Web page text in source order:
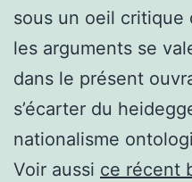
sous un oeil critique
les arguments se
dans le présent
s’écarter du
nationalisme
Voir aussi ce récent